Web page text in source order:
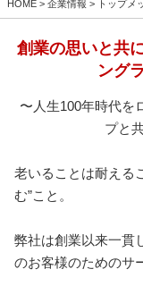
HOME > 企業情報 > トップメ
創業の思いと共
ング
〜人生100年時代を
プと
老いることは耐える
む”こと。
弊社は創業以来一貫
のお客様のためのサ